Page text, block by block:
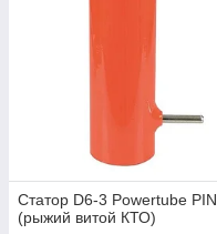
Статор D6-3 Powertube PIN
(рыжий витой КТО)